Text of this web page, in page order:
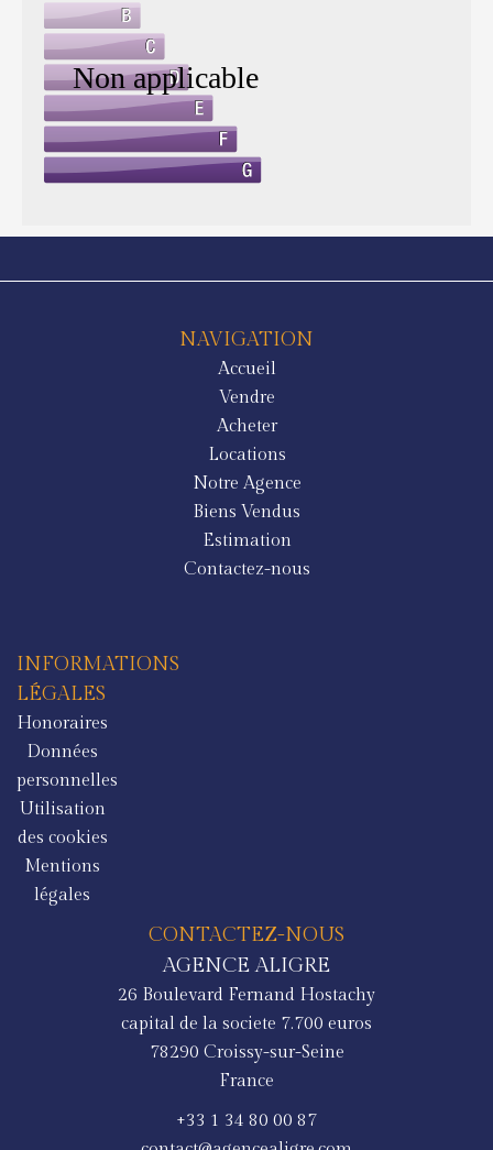
NAVIGATION
Accueil
Vendre
Acheter
Locations
Notre Agence
Biens Vendus
Estimation
Contactez-nous
INFORMATIONS
LÉGALES
Honoraires
Données
personnelles
Utilisation
des cookies
Mentions
légales
CONTACTEZ-NOUS
AGENCE ALIGRE
26 Boulevard Fernand Hostachy
capital de la societe 7.700 euros
78290 Croissy-sur-Seine
France
+33 1 34 80 00 87